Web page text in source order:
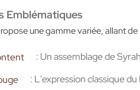
Emblématiques
une gamme variée, allant
: Un assemblage de
: L'expression classique